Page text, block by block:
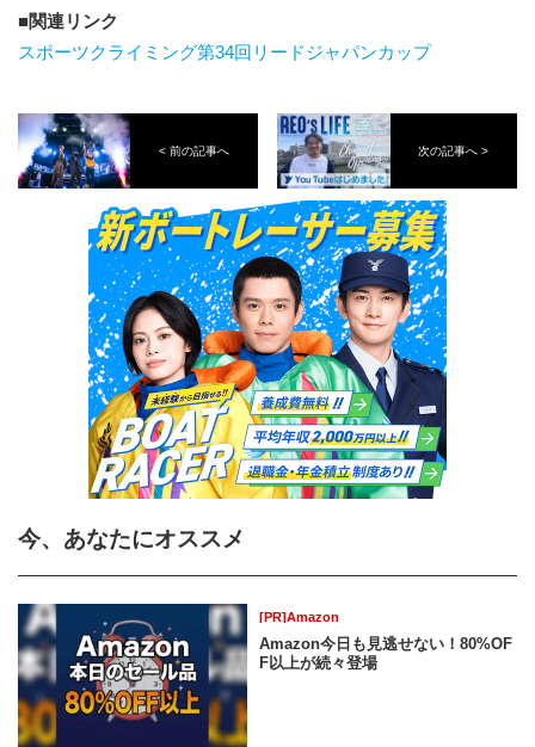
関連リンク
スポーツクライミング第34回リードジャパンカップ
< 前の記事へ 次の記事へ >
今、あなたにオススメ
[PR]Amazon
Amazon今日も見逃せない！80%OF
F以上が続々登場